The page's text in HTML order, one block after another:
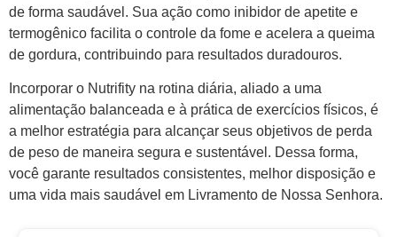
de forma saudável. Sua ação como inibidor de apetite e
termogênico facilita o controle da fome e acelera a queima
de gordura, contribuindo para resultados duradouros.
Incorporar o Nutrifity na rotina diária, aliado a uma
alimentação balanceada e à prática de exercícios físicos, é
a melhor estratégia para alcançar seus objetivos de perda
de peso de maneira segura e sustentável. Dessa forma,
você garante resultados consistentes, melhor disposição e
uma vida mais saudável em Livramento de Nossa Senhora.